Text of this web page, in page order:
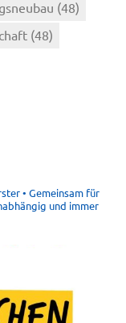
(48)
(48)
• Gemeinsam für
und immer